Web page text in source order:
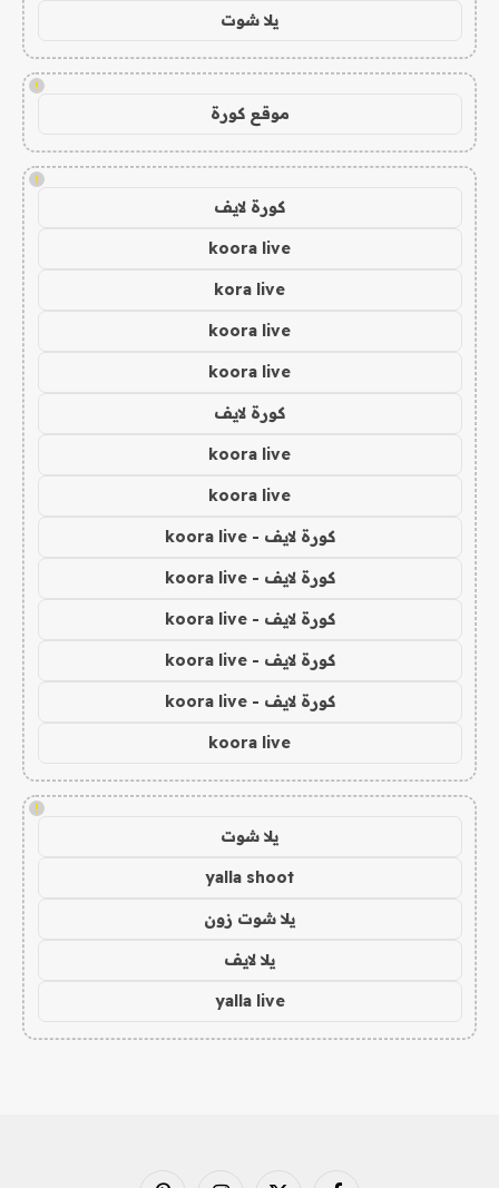
يلا شوت
!
موقع كورة
!
كورة لايف
koora live
kora live
koora live
koora live
كورة لايف
koora live
koora live
كورة لايف - koora live
كورة لايف - koora live
كورة لايف - koora live
كورة لايف - koora live
كورة لايف - koora live
koora live
!
يلا شوت
yalla shoot
يلا شوت زون
يلا لايف
yalla live